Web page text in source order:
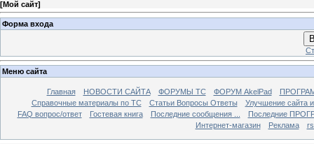
[Мой сайт]
Форма входа
Меню сайта
Главная НОВОСТИ САЙТА ФОРУМЫ TC ФОРУМ AkelPad
Справочные материалы по TС
Статьи Вопросы Ответы
Улучшение сайта
FAQ вопрос/ответ
Гостевая книга Последние сообщения ...
Последние
Интернет-магазин
Реклама